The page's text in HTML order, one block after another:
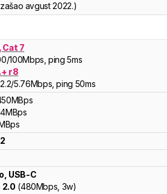
avgust 2022.)
Cat 7
/100Mbps , ping 5ms
r8
/5.76Mbps , ping 50ms
MBps
MBps
USB-C
2.0 (480Mbps, 3w)